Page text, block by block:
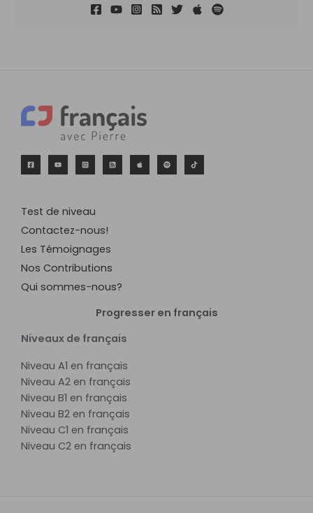
Test de niveau
Contactez-nous!
Les Témoignages
Nos Contributions
Qui sommes-nous?
Progresser en français
Niveaux de français
Niveau A1 en français
Niveau A2 en français
Niveau B1 en français
Niveau B2 en français
Niveau C1 en français
Niveau C2 en français